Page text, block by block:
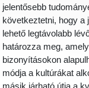
jelentősebb
következtetni, hogy a
lehető legtávolabb
határozza meg,
bizonyításokon
módja a kultúrákat